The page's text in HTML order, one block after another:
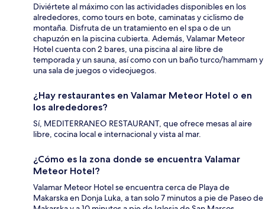
Diviértete al máximo con las actividades disponibles en los
alrededores, como tours en bote, caminatas y ciclismo de
montaña. Disfruta de un tratamiento en el spa o de un
chapuzón en la piscina cubierta. Además, Valamar Meteor
Hotel cuenta con 2 bares, una piscina al aire libre de
temporada y un sauna, así como con un baño turco/hammam y
una sala de juegos o videojuegos.
¿Hay restaurantes en Valamar Meteor Hotel o en
los alrededores?
Sí, MEDITERRANEO RESTAURANT, que ofrece mesas al aire
libre, cocina local e internacional y vista al mar.
¿Cómo es la zona donde se encuentra Valamar
Meteor Hotel?
Valamar Meteor Hotel se encuentra cerca de Playa de
Makarska en Donja Luka, a tan solo 7 minutos a pie de Paseo de